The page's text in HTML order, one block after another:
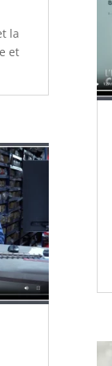
la
et